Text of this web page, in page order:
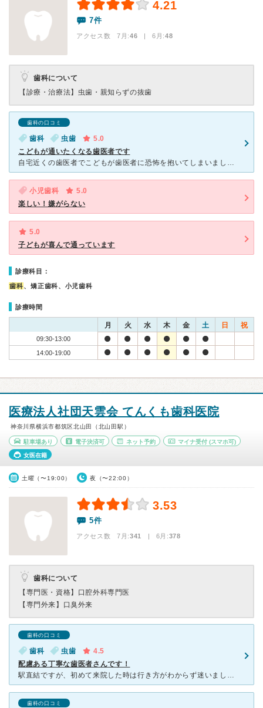
4.21
7件
アクセス数 7月:46 | 6月:48
歯科について
【診療・治療法】 虫歯・親知らずの抜歯
歯科の口コミ
歯科 虫歯
5.0
こどもが通いたくなる歯医者です
自宅近くの歯医者でこどもが歯医者に恐怖を抱いてしまいました。 そこで、当時はオープンしたてのこども専門の歯医者さんへお世話になることになりました。 ボールプールなど内装すべてが、こどもの恐怖心
小児歯科
5.0
楽しい！嫌がらない
5.0
子どもが喜んで通っています
診療科目：
歯科、矯正歯科、小児歯科
診療時間
月 火 水 木 金 土 日 祝
09:30-13:00
14:00-19:00
医療法人社団天雲会 てんくも歯科医院
神奈川県横浜市都筑区北山田（北山田駅）
駐車場あり 電子決済可 ネット予約 マイナ受付 (スマホ可)
女医在籍
土曜（〜19:00） 夜（〜22:00）
3.53
5件
アクセス数 7月:341 | 6月:378
歯科について
【専門医・資格】 口腔外科専門医
【専門外来】 口臭外来
歯科の口コミ
歯科 虫歯
4.5
配慮ある丁寧な歯医者さんです！
駅直結ですが、初めて来院した時は行き方がわからず迷いました。道が分かれば雨の日にも駅から濡れずに行けて便利です。 予約はネットでもでき、治療の際は水が飛んで顔にかからないようにタオルをかぶせてくれる
歯科の口コミ